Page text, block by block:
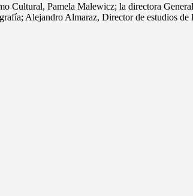
Cultural, Pamela Malewicz; la directora
Alejandro Almaraz, Director de estudios